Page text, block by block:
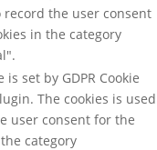
record the user consent
in the category
is set by GDPR Cookie
The cookies is used
user consent for the
category